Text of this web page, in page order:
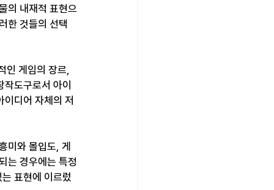
의 내재적 표현으
한 것들의 선택
인 게임의 장르,
도구로서 아이
이디어 자체의 저
미와 몰입도, 게
는 경우에는 특정
표현에 이르렀